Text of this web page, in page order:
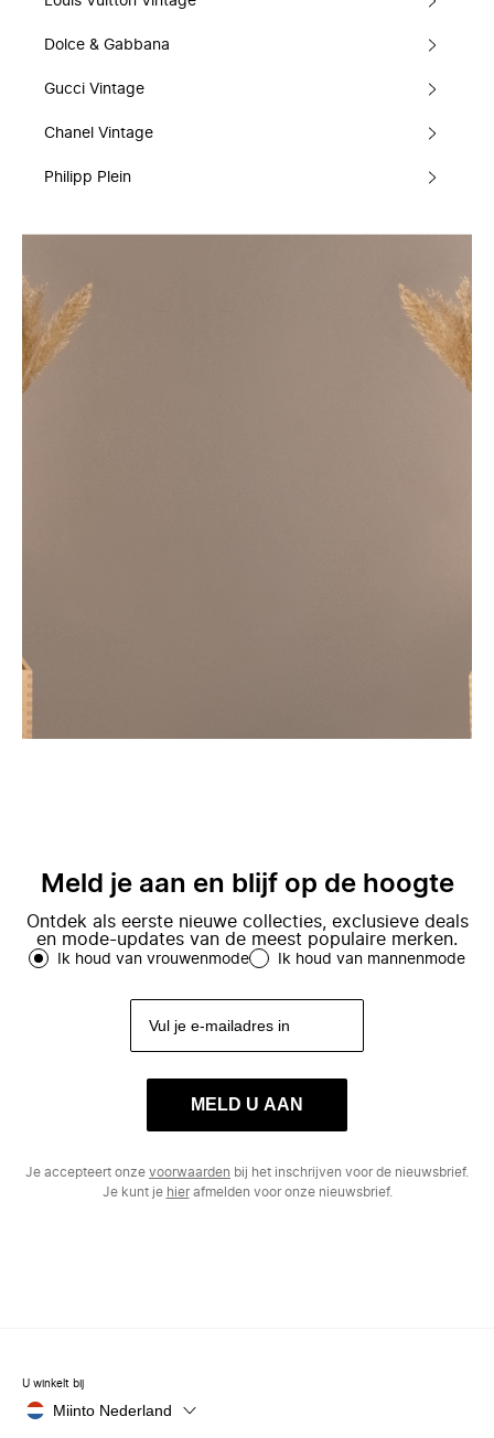
Dolce & Gabbana
Gucci Vintage
Chanel Vintage
Philipp Plein
Meld je aan en blijf op de hoogte
Ontdek als eerste nieuwe collecties, exclusieve deals
en mode-updates van de meest populaire merken.
Ik houd van vrouwenmode Ik houd van mannenmode
MELD U AAN
Je accepteert onze voorwaarden bij het inschrijven voor de nieuwsbrief.
Je kunt je hierafmelden voor onze nieuwsbrief.
U winkelt bij
Miinto Nederland